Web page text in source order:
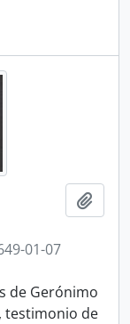
01-07
de Gerónimo
testimonio de